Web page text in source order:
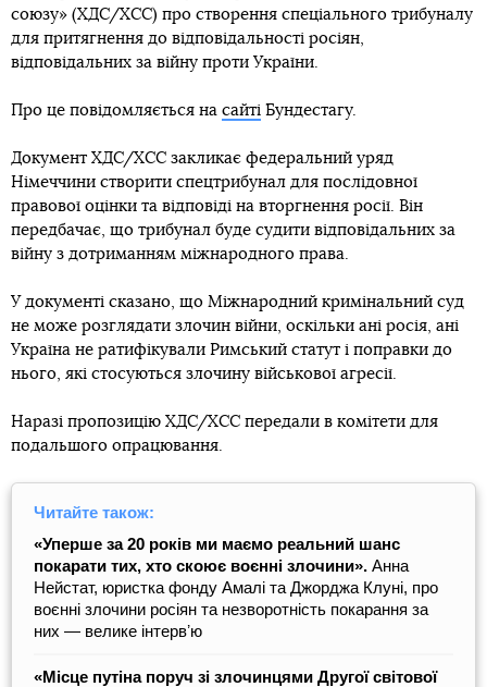
союзу» (ХДС/ХСС) про створення спеціального трибуналу
для притягнення до відповідальності росіян,
відповідальних за війну проти України.
Про це повідомляється на сайті Бундестагу.
Документ ХДС/ХСС закликає федеральний уряд
Німеччини створити спецтрибунал для послідовної
правової оцінки та відповіді на вторгнення росії. Він
передбачає, що трибунал буде судити відповідальних за
війну з дотриманням міжнародного права.
У документі сказано, що Міжнародний кримінальний суд
не може розглядати злочин війни, оскільки ані росія, ані
Україна не ратифікували Римський статут і поправки до
нього, які стосуються злочину військової агресії.
Наразі пропозицію ХДС/ХСС передали в комітети для
подальшого опрацювання.
Читайте також:
«Уперше за 20 років ми маємо реальний шанс
покарати тих, хто скоює воєнні злочини». Анна
Нейстат, юристка фонду Амалі та Джорджа Клуні, про
воєнні злочини росіян та незворотність покарання за
них — велике інтервʼю
«Місце путіна поруч зі злочинцями Другої світової